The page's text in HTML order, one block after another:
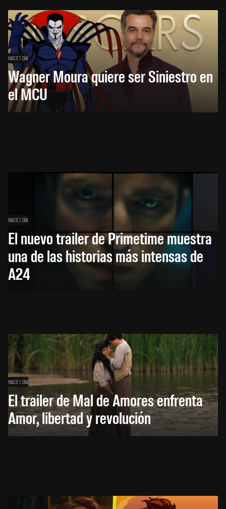
HACE 1 DÍA
Wagner Moura quiere ser Siniestro en
el MCU
HACE 1 DÍA
El nuevo trailer de Primetime muestra
una de las historias más intensas de
A24
HACE 1 DÍA
El trailer de Mal de Amores enfrenta
Amor, libertad y revolución